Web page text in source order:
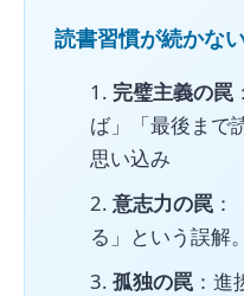
読書習慣が続かな
完璧主義の罠
ば」「最後まで
思い込み
意志力の罠
る」という誤解
孤独の罠 ：